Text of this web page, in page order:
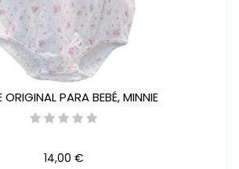
ORIGINAL PARA BEBÉ, MINNIE
14,00 €